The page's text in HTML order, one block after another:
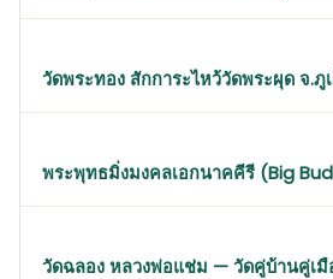
วัดพระทอง สักการะไหว้วัดพระผุด จ.ภู
พระพุทธมิ่งมงคลเอกนาคคีรี (Big
วัดฉลอง หลวงพ่อแช่ม — วัดคู่บ้านคู่เมื